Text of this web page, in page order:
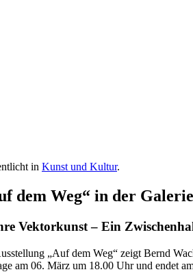
in Kunst und Kultur.
dem Weg“ in der
Vektorkunst – Ein
„Auf dem Weg“ zeigt Bernd
am 06. März um 18.00 Uhr und endet